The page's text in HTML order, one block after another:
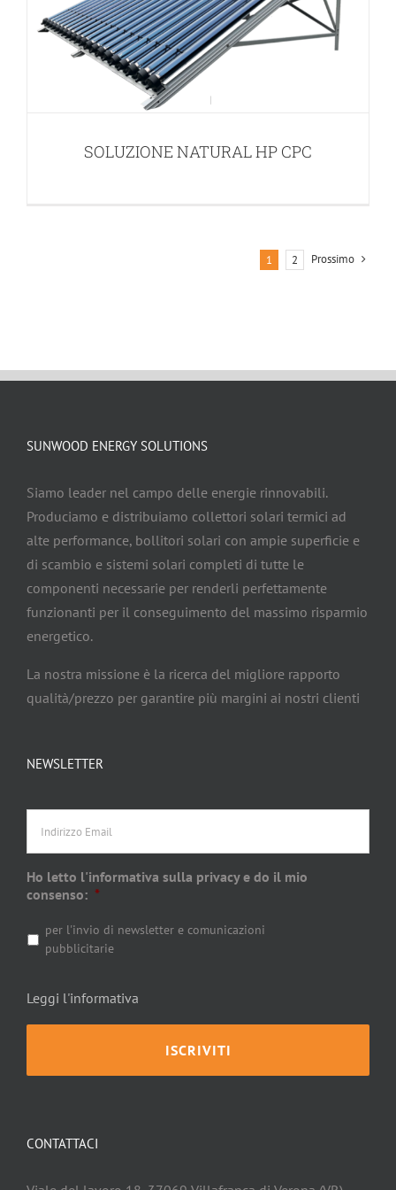
SOLUZIONE NATURAL HP CPC
1 2 Prossimo
SUNWOOD ENERGY SOLUTIONS
Siamo leader nel campo delle energie rinnovabili.
Produciamo e distribuiamo collettori solari termici ad
alte performance, bollitori solari con ampie superficie e
di scambio e sistemi solari completi di tutte le
componenti necessarie per renderli perfettamente
funzionanti per il conseguimento del massimo risparmio
energetico.
La nostra missione è la ricerca del migliore rapporto
qualità/prezzo per garantire più margini ai nostri clienti
NEWSLETTER
Indirizzo
Email
Ho letto l'informativa sulla privacy e do il mio
consenso: *
per l'invio di newsletter e comunicazioni
pubblicitarie
Leggi l'informativa
CONTATTACI